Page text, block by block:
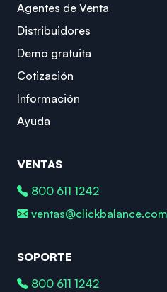
Agentes de Venta
Distribuidores
Demo gratuita
Cotización
Información
Ayuda
VENTAS
800 611 1242
ventas@clickbalance.com
SOPORTE
800 611 1242